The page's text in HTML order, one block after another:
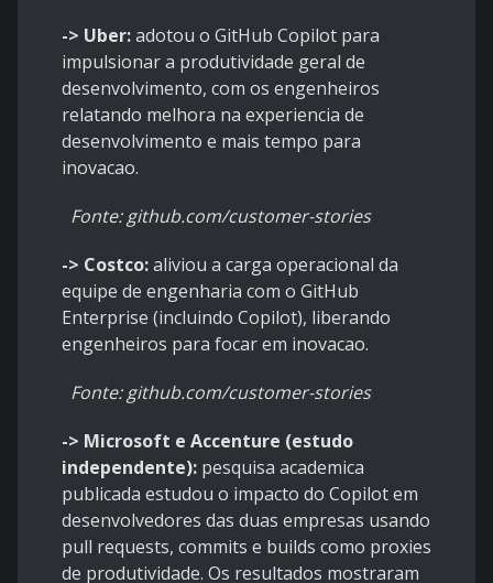
-> Uber:adotou o GitHub Copilot para
impulsionar a produtividade geral de
desenvolvimento, com os engenheiros
relatando melhora na experiencia de
desenvolvimento e mais tempo para
inovacao.
Fonte: github.com/customer-stories
-> Costco:aliviou a carga operacional da
equipe de engenharia com o GitHub
Enterprise (incluindo Copilot), liberando
engenheiros para focar em inovacao.
Fonte: github.com/customer-stories
-> Microsoft e Accenture (estudo
independente): pesquisa academica
publicada estudou o impacto do Copilot em
desenvolvedores das duas empresas usando
pull requests, commits e builds como proxies
de produtividade. Os resultados mostraram